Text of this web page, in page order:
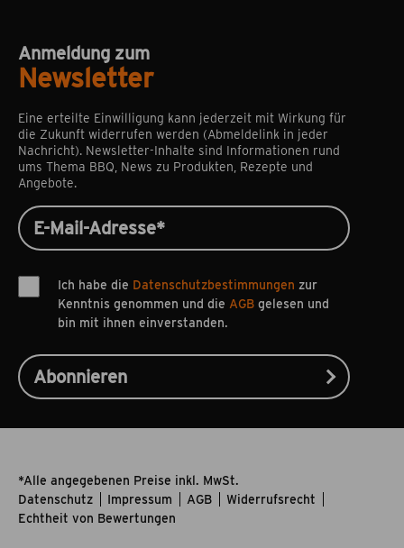
Anmeldung zum
Newsletter
Eine erteilte Einwilligung kann jederzeit mit Wirkung für
die Zukunft widerrufen werden (Abmeldelink in jeder
Nachricht). Newsletter-Inhalte sind Informationen rund
ums Thema BBQ, News zu Produkten, Rezepte und
Angebote.
Ich habe die Datenschutzbestimmungen zur
Kenntnis genommen und die AGB gelesen und
bin mit ihnen einverstanden.
*Alle angegebenen Preise inkl. MwSt.
Datenschutz
Impressum AGB
Widerrufsrecht
Echtheit von Bewertungen